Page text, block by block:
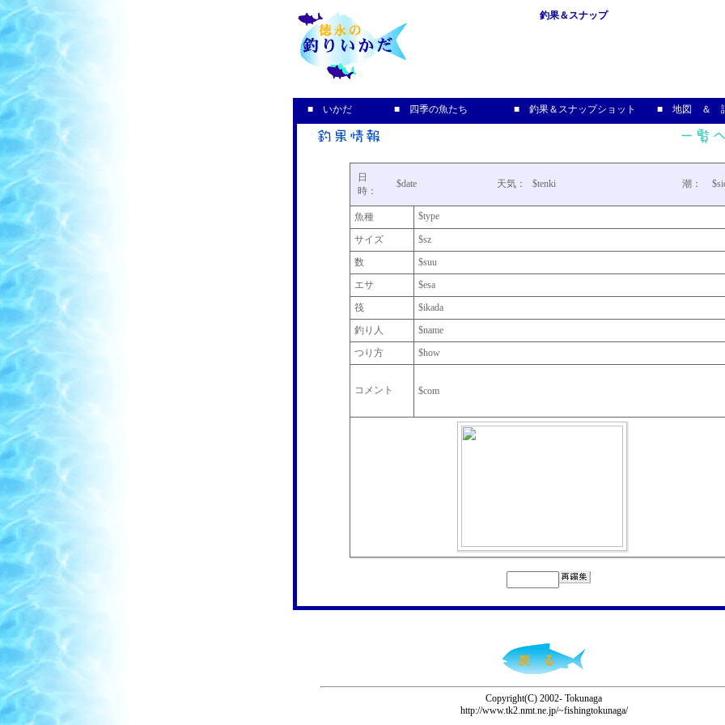
釣果＆スナップ
■ いかだ ■ 四季の魚たち ■ 釣果＆スナップショット ■ 地図 ＆
日
時：
$date 天気： $tenki 潮：
魚種 $type
サイズ
$sz
数
$suu
エサ
$esa
筏
$ikada
釣り人
$name
つり方
$how
コメント $com
Copyright(C) 2002- Tokunaga
http://www.tk2.nmt.ne.jp/~fishingtokunaga/